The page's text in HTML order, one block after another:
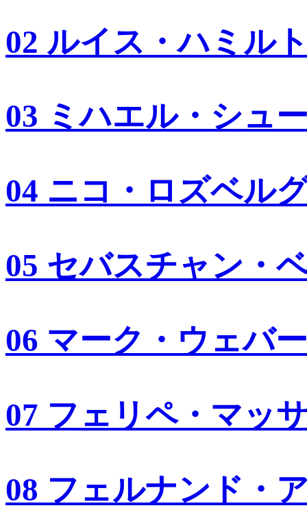
02 ルイス・ハミル
03 ミハエル・シュ
04 ニコ・ロズベル
05 セバスチャン・
06 マーク・ウェバー
07 フェリペ・マッ
08 フェルナンド・